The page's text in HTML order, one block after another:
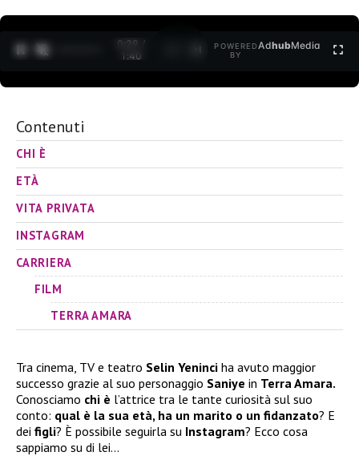
0:30 /
1:40
POWERED
BY
AdhubMedia
Contenuti
CHI È
ETÀ
VITA PRIVATA
INSTAGRAM
CARRIERA
FILM
TERRA AMARA
Tra cinema, TV e teatro Selin Yeninci ha avuto maggior
successo grazie al suo personaggio Saniye in Terra Amara.
Conosciamo chi è l’attrice tra le tante curiosità sul suo
conto: qual è la sua età, ha un marito o un fidanzato? E
dei figli? È possibile seguirla su Instagram? Ecco cosa
sappiamo su di lei…